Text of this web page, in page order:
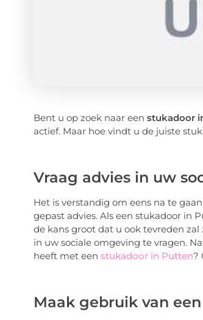
Bent u op zoek naar een stukadoor
actief. Maar hoe vindt u de juiste
Vraag advies in uw
Het is verstandig om eens na te
gepast advies. Als een stukadoor in
de kans groot dat u ook tevreden
in uw sociale omgeving te vragen.
heeft met een stukadoor in Putten?
Maak gebruik van